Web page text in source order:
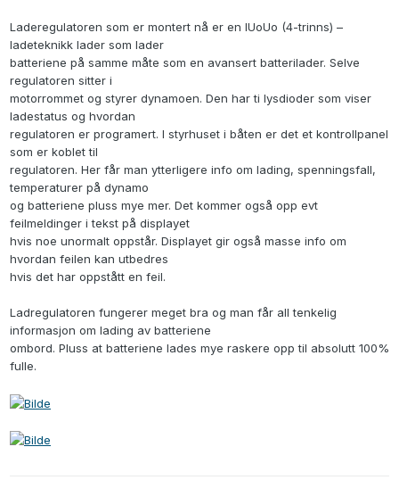
Laderegulatoren som er montert nå er en IUoUo (4-trinns) –
ladeteknikk lader som lader
batteriene på samme måte som en avansert batterilader. Selve
regulatoren sitter i
motorrommet og styrer dynamoen. Den har ti lysdioder som viser
ladestatus og hvordan
regulatoren er programert. I styrhuset i båten er det et kontrollpanel
som er koblet til
regulatoren. Her får man ytterligere info om lading, spenningsfall,
temperaturer på dynamo
og batteriene pluss mye mer. Det kommer også opp evt
feilmeldinger i tekst på displayet
hvis noe unormalt oppstår. Displayet gir også masse info om
hvordan feilen kan utbedres
hvis det har oppstått en feil.
Ladregulatoren fungerer meget bra og man får all tenkelig
informasjon om lading av batteriene
ombord. Pluss at batteriene lades mye raskere opp til absolutt 100%
fulle.